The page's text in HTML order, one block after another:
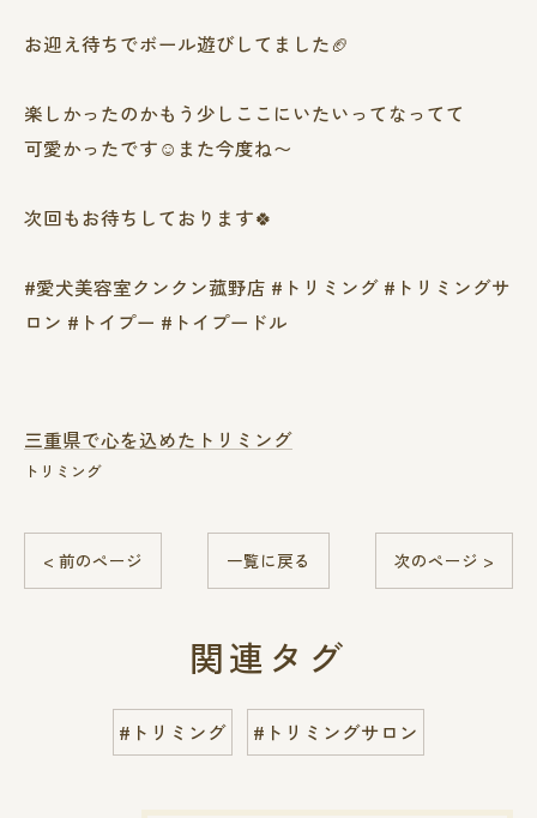
お迎え待ちでボール遊びしてました🏈
楽しかったのかもう少しここにいたいってなってて
可愛かったです☺️また今度ね〜
次回もお待ちしております🍀
#愛犬美容室クンクン菰野店 #トリミング #トリミングサ
ロン #トイプー #トイプードル
三重県で心を込めたトリミング
トリミング
< 前のページ 一覧に戻る 次のページ >
関連タグ
#トリミング #トリミングサロン